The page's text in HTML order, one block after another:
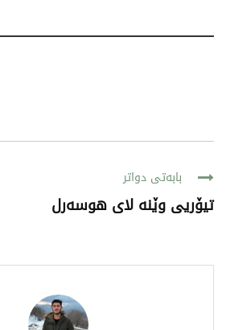
بابەتی دواتر
تیۆریى وێنە لاى هوسەرل